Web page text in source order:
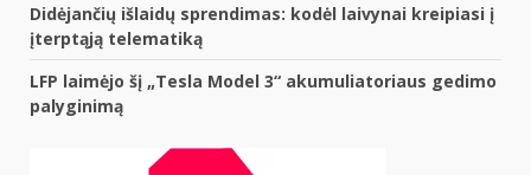
Didėjančių išlaidų sprendimas: kodėl laivynai kreipiasi į
įterptąją telematiką
LFP laimėjo šį „Tesla Model 3“ akumuliatoriaus gedimo
palyginimą